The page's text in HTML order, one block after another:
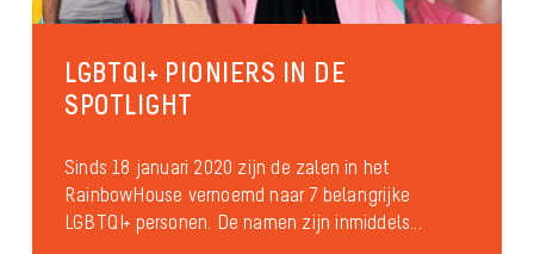
LGBTQI+ PIONIERS IN DE
SPOTLIGHT
Sinds 18 januari 2020 zijn de zalen in het
RainbowHouse vernoemd naar 7 belangrijke
LGBTQI+ personen. De namen zijn inmiddels...